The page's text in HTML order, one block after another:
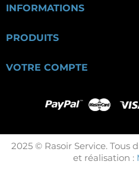
INFORMATIONS
PRODUITS
VOTRE COMPTE
2025 © Rasoir Service. Tous
et réalisation :